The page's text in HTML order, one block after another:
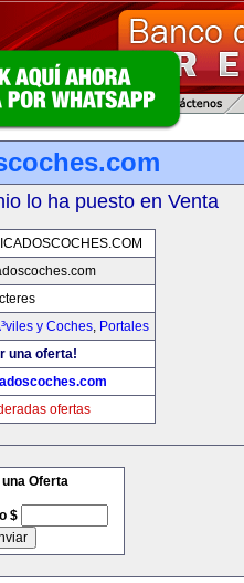
lo ha puesto en Venta
y Coches, Portales
una oferta!
ofertas
una Oferta
$